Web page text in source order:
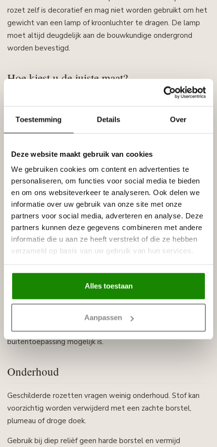
Toestemming Details Over
Deze website maakt gebruik van cookies
We gebruiken cookies om content en advertenties te
personaliseren, om functies voor social media te bieden
en om ons websiteverkeer te analyseren. Ook delen we
informatie over uw gebruik van onze site met onze
partners voor social media, adverteren en analyse. Deze
partners kunnen deze gegevens combineren met andere
informatie die u aan ze heeft verstrekt of die ze hebben
verzameld op basis van uw gebruik van hun services.
Alles toestaan
Aanpassen
rozet zelf is decoratief en mag niet worden gebruikt om het
gewicht van een lamp of kroonluchter te dragen. De lamp
moet altijd deugdelijk aan de bouwkundige ondergrond
worden bevestigd.
Hoe kiest u de juiste maat?
De juiste diameter hangt af van de grootte van de ruimte,
de plafondhoogte en het formaat van de lamp.
In een kleine ruimte past meestal een subtieler model. In
rozet beter in verhouding zijn en meer uitstraling geven.
Houd ook rekening met plafondlijsten en andere
ornamenten. Door motieven en verhoudingen op elkaar af te
stemmen ontstaat een samenhangend geheel.
Ook geschikt voor de wand?
toegepast, bijvoorbeeld als onderdeel van een
wandcompositie. Niet ieder model of iedere montagewijze
is echter bedoeld voor buitengebruik.
Gebruik de rozetten daarom binnenshuis, tenzij de fabrikant
bij het specifieke product uitdrukkelijk aangeeft dat
buitentoepassing mogelijk is.
Onderhoud
Geschilderde rozetten vragen weinig onderhoud. Stof kan
voorzichtig worden verwijderd met een zachte borstel,
plumeau of droge doek.
Gebruik bij diep reliëf geen harde borstel en vermijd